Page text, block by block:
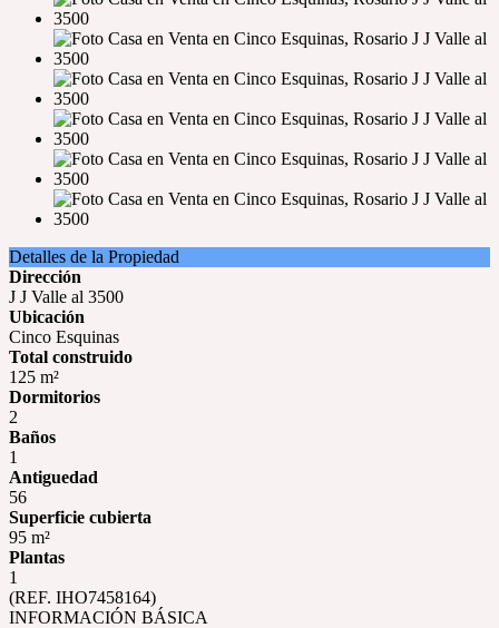
Detalles de la Propiedad
Dirección
J J Valle al 3500
Ubicación
Cinco Esquinas
Total construido
125 m²
Dormitorios
2
Baños
1
Antiguedad
56
Superficie cubierta
95 m²
Plantas
1
(REF. IHO7458164)
INFORMACIÓN BÁSICA